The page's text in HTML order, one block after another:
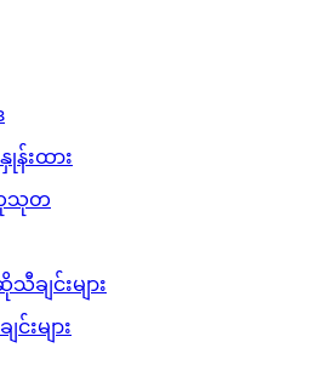
းထား
သုတ
ျင်းများ
းများ